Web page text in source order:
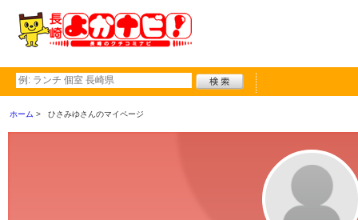
ホーム ひさみゆさんのマイページ